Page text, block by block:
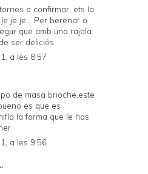
a confirmar, ets la
je je... Per berenar o
que amb una rajola
ser deliciós.
a les 8:57
de masa brioche,este
es que es
la forma que le has
a les 9:56